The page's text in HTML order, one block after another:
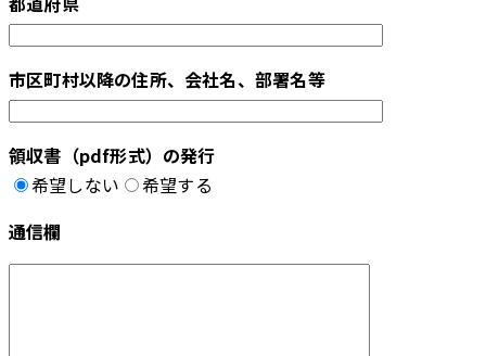
市区町村以降の住所、会社名、部署名等
領収書（pdf形式）の発行
希望しない
希望する
通信欄